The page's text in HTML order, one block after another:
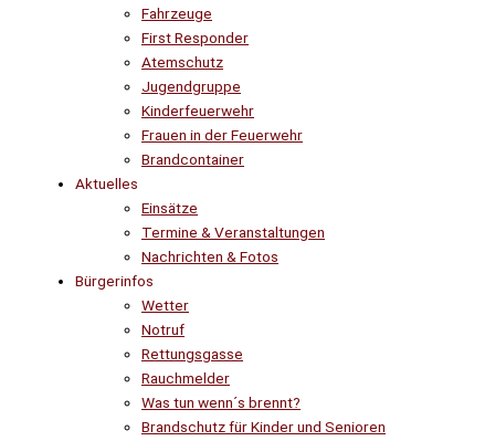
Fahrzeuge
First Responder
Atemschutz
Jugendgruppe
Kinderfeuerwehr
Frauen in der Feuerwehr
Brandcontainer
Aktuelles
Einsätze
Termine & Veranstaltungen
Nachrichten & Fotos
Bürgerinfos
Wetter
Notruf
Rettungsgasse
Rauchmelder
Was tun wenn´s brennt?
Brandschutz für Kinder und Senioren